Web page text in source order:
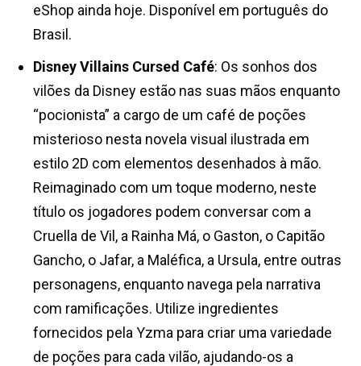
eShop ainda hoje. Disponível em português do
Brasil.
Disney Villains Cursed Café: Os sonhos dos
vilões da Disney estão nas suas mãos enquanto
“pocionista” a cargo de um café de poções
misterioso nesta novela visual ilustrada em
estilo 2D com elementos desenhados à mão.
Reimaginado com um toque moderno, neste
título os jogadores podem conversar com a
Cruella de Vil, a Rainha Má, o Gaston, o Capitão
Gancho, o Jafar, a Maléfica, a Ursula, entre outras
personagens, enquanto navega pela narrativa
com ramificações. Utilize ingredientes
fornecidos pela Yzma para criar uma variedade
de poções para cada vilão, ajudando-os a